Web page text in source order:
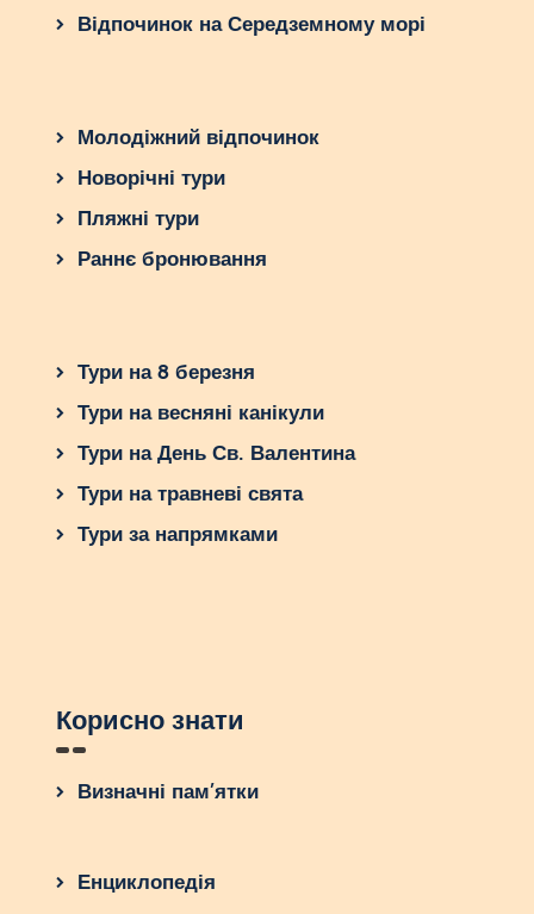
Відпочинок на Середземному морі
Молодіжний відпочинок
Новорічні тури
Пляжні тури
Раннє бронювання
Тури на 8 березня
Тури на весняні канікули
Тури на День Св. Валентина
Тури на травневі свята
Тури за напрямками
Корисно знати
Визначні пам’ятки
Енциклопедія